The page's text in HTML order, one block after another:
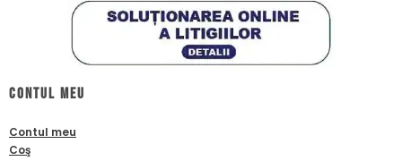
Contul meu
Contul meu
Coş